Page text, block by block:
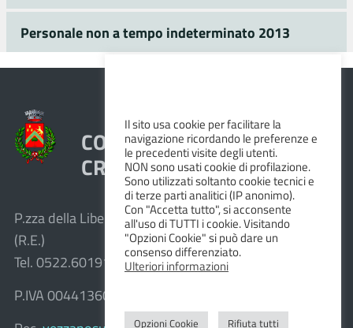
Personale non a tempo indeterminato 2013
COMUNE DI VEZZANO SUL
CROSTOLO
P.zza della Libertà, 1 – 42030 Vezzano sul Crostolo
(R.E.)
Tel. 0522.601911 – Fax 0522.601947
P.IVA 00441360351
Il sito usa cookie per facilitare la
navigazione ricordando le preferenze e
le precedenti visite degli utenti.
NON sono usati cookie di profilazione.
Sono utilizzati soltanto cookie tecnici e
di terze parti analitici (IP anonimo).
Con "Accetta tutto", si acconsente
all'uso di TUTTI i cookie. Visitando
"Opzioni Cookie" si può dare un
consenso differenziato.
Ulteriori informazioni
Opzioni Cookie Rifiuta tutti